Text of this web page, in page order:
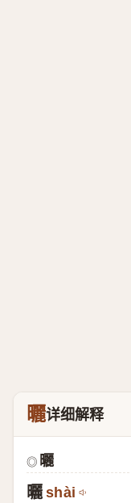
曬详细解释
◎ 曬
曬 shài